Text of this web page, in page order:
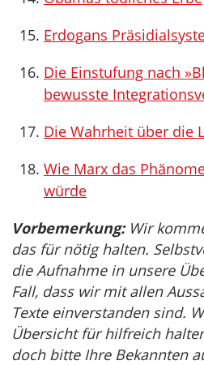
Erdogans
Die Einstufung nach
bewusste
Die Wahrheit über die
Wie Marx das
würde
Vorbemerkung:Wir
das für nötig halten.
die Aufnahme in unsere
Fall, dass wir mit allen
Texte einverstanden sind.
Übersicht für hilfreich
doch bitte Ihre Bekannten